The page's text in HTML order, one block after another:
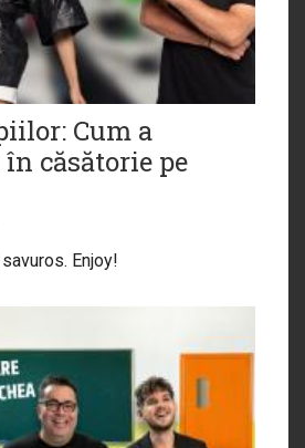
Cum a
căsătorie pe
Enjoy!